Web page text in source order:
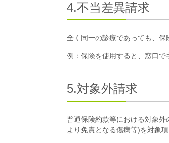
4.不当差異請求
全く同一の診療であっても、保
例：保険を使用すると、窓口で
5.対象外請求
普通保険約款等における対象
より免責となる傷病等)を対象